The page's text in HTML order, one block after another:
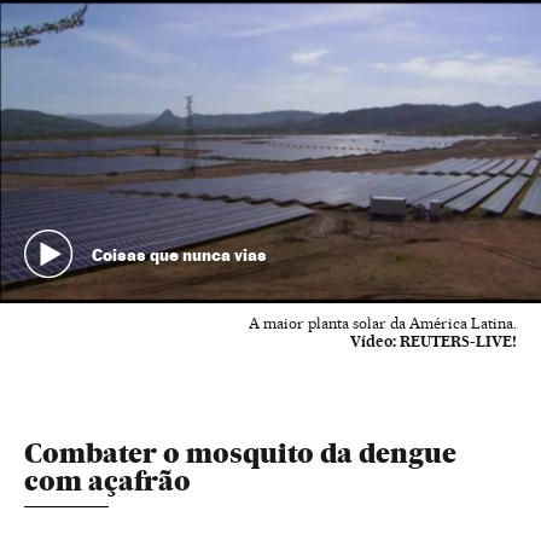
Coisas que nunca vias
A maior planta solar da América Latina.
Vídeo: REUTERS-LIVE!
Combater o mosquito da dengue
com açafrão